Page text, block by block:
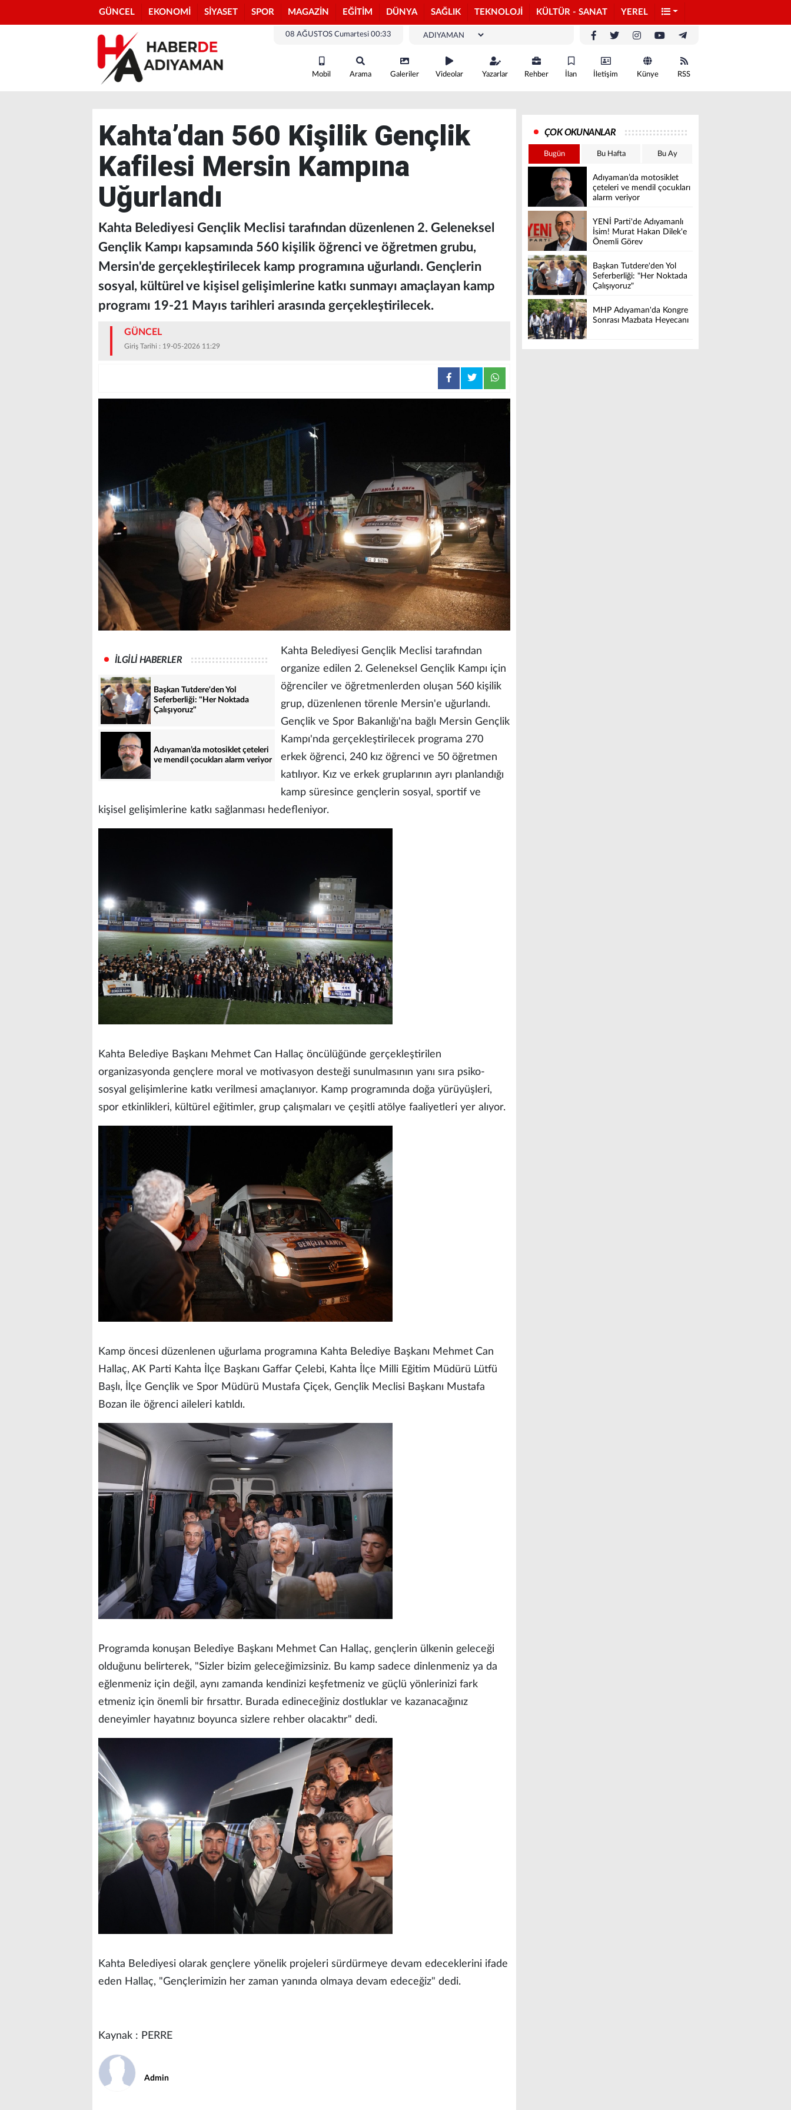
GÜNCEL EKONOMİ SİYASET SPOR MAGAZİN EĞİTİM DÜNYA SAĞLIK TEKNOLOJİ KÜLTÜR - SANAT YEREL
08 AĞUSTOS Cumartesi 00:33
Mobil Arama Galeriler Videolar Yazarlar Rehber İlan İletişim Künye RSS
Kahta’dan 560 Kişilik Gençlik
Kafilesi Mersin Kampına
Uğurlandı
Kahta Belediyesi Gençlik Meclisi tarafından düzenlenen 2. Geleneksel
Gençlik Kampı kapsamında 560 kişilik öğrenci ve öğretmen grubu,
Mersin'de gerçekleştirilecek kamp programına uğurlandı. Gençlerin
sosyal, kültürel ve kişisel gelişimlerine katkı sunmayı amaçlayan kamp
programı 19-21 Mayıs tarihleri arasında gerçekleştirilecek.
GÜNCEL
Giriş Tarihi : 19-05-2026 11:29
İLGİLİ HABERLER
Başkan Tutdere'den Yol
Seferberliği: "Her Noktada
Çalışıyoruz"
Adıyaman’da motosiklet çeteleri
ve mendil çocukları alarm veriyor
Kahta Belediyesi Gençlik Meclisi tarafından
organize edilen 2. Geleneksel Gençlik Kampı için
öğrenciler ve öğretmenlerden oluşan 560 kişilik
grup, düzenlenen törenle Mersin'e uğurlandı.
Gençlik ve Spor Bakanlığı'na bağlı Mersin Gençlik
Kampı'nda gerçekleştirilecek programa 270
erkek öğrenci, 240 kız öğrenci ve 50 öğretmen
katılıyor. Kız ve erkek gruplarının ayrı planlandığı
kamp süresince gençlerin sosyal, sportif ve
kişisel gelişimlerine katkı sağlanması hedefleniyor.
Kahta Belediye Başkanı Mehmet Can Hallaç öncülüğünde gerçekleştirilen
organizasyonda gençlere moral ve motivasyon desteği sunulmasının yanı sıra psiko-
sosyal gelişimlerine katkı verilmesi amaçlanıyor. Kamp programında doğa yürüyüşleri,
spor etkinlikleri, kültürel eğitimler, grup çalışmaları ve çeşitli atölye faaliyetleri yer alıyor.
Kamp öncesi düzenlenen uğurlama programına Kahta Belediye Başkanı Mehmet Can
Hallaç, AK Parti Kahta İlçe Başkanı Gaffar Çelebi, Kahta İlçe Milli Eğitim Müdürü Lütfü
Başlı, İlçe Gençlik ve Spor Müdürü Mustafa Çiçek, Gençlik Meclisi Başkanı Mustafa
Bozan ile öğrenci aileleri katıldı.
Programda konuşan Belediye Başkanı Mehmet Can Hallaç, gençlerin ülkenin geleceği
olduğunu belirterek, "Sizler bizim geleceğimizsiniz. Bu kamp sadece dinlenmeniz ya da
eğlenmeniz için değil, aynı zamanda kendinizi keşfetmeniz ve güçlü yönlerinizi fark
etmeniz için önemli bir fırsattır. Burada edineceğiniz dostluklar ve kazanacağınız
deneyimler hayatınız boyunca sizlere rehber olacaktır" dedi.
Kahta Belediyesi olarak gençlere yönelik projeleri sürdürmeye devam edeceklerini ifade
eden Hallaç, "Gençlerimizin her zaman yanında olmaya devam edeceğiz" dedi.
Kaynak : PERRE
Admin
ÇOK OKUNANLAR
Bugün Bu Hafta Bu Ay
Adıyaman’da motosiklet
çeteleri ve mendil çocukları
alarm veriyor
YENİ Parti'de Adıyamanlı
İsim! Murat Hakan Dilek'e
Önemli Görev
Başkan Tutdere'den Yol
Seferberliği: "Her Noktada
Çalışıyoruz"
MHP Adıyaman'da Kongre
Sonrası Mazbata Heyecanı